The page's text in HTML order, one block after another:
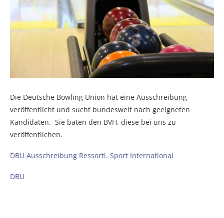
Die Deutsche Bowling Union hat eine Ausschreibung
veröffentlicht und sucht bundesweit nach geeigneten
Kandidaten. Sie baten den BVH, diese bei uns zu
veröffentlichen.
DBU Ausschreibung Ressortl. Sport International
DBU